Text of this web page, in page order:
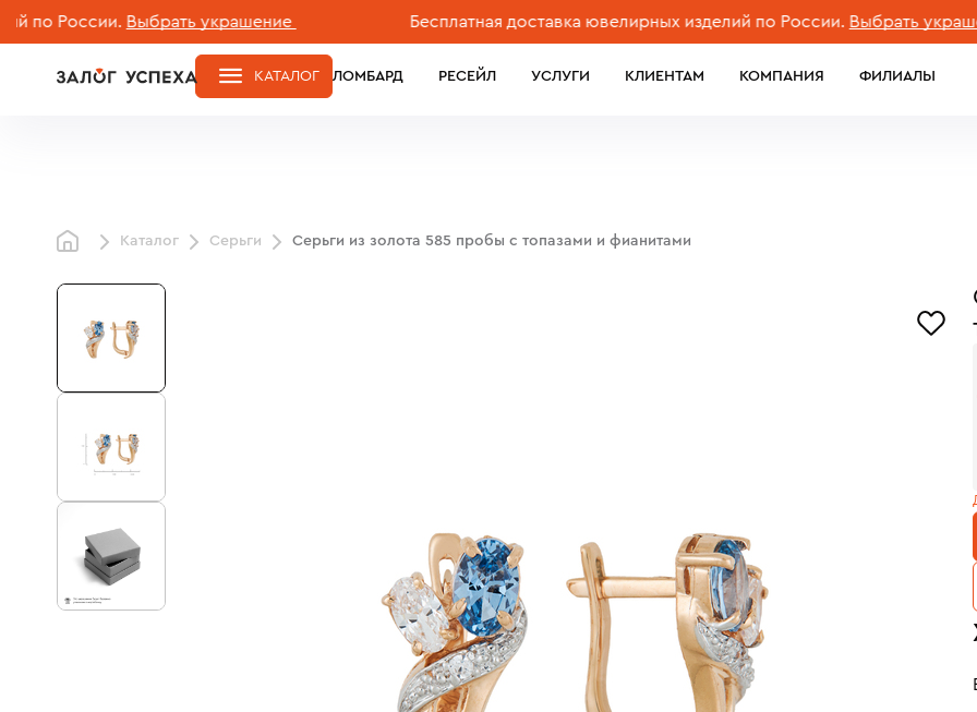
России. Выбрать украшение Бесплатная доставка ювелирных изделий по России. Выбрать украшение
ЛОМБАРД РЕСЕЙЛ УСЛУГИ КЛИЕНТАМ КОМПАНИЯ ФИЛИАЛЫ
КАТАЛОГ
Каталог Серьги Серьги из золота 585 пробы с топазами и фианитами